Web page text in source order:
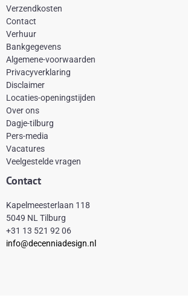
c
e
b
o
o
k
-
f
e
r
e
t
a
r
Verzendkosten
Contact
Verhuur
Bankgegevens
Algemene-voorwaarden
Privacyverklaring
Disclaimer
Locaties-openingstijden
Over ons
Dagje-tilburg
Pers-media
Vacatures
Veelgestelde vragen
Contact
Kapelmeesterlaan 118
5049 NL Tilburg
+31 13 521 92 06
info@decenniadesign.nl